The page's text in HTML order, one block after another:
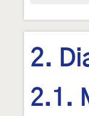
2.
2.1.